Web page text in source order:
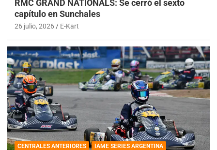
RMC GRAND NATIONALS: Se cerró el sexto
capítulo en Sunchales
26 julio, 2026 E-Kart
CENTRALES ANTERIORES
IAME SERIES ARGENTINA